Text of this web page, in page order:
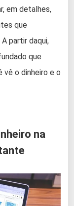
em detalhes,
que
partir daqui,
que
vê o dinheiro e o
na